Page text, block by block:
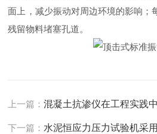
面上，减少振动对周边环境的影响；
残留物料堵塞孔道。
上一篇：混凝土抗渗仪在工程实践
下一篇： 水泥恒应力压力试验机采